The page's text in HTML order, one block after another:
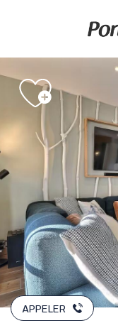
principal
APPELER